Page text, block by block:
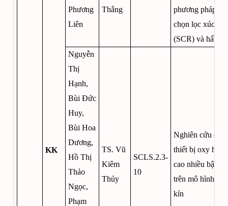
KK
Phương
Liên
Thắng
phương pháp
chọn lọc xúc tác
(SCR) và hấp
Nguyễn
Thị
Hạnh,
Bùi Đức
Huy,
Bùi Hoa
Dương,
Hồ Thị
Thảo
Ngọc,
Phạm
TS. Vũ
Kiêm
Thủy
SCLS.2.3-
10
Nghiên cứu chế
thiết bị oxy hóa
cao nhiều bậc
trên mô hình
kín